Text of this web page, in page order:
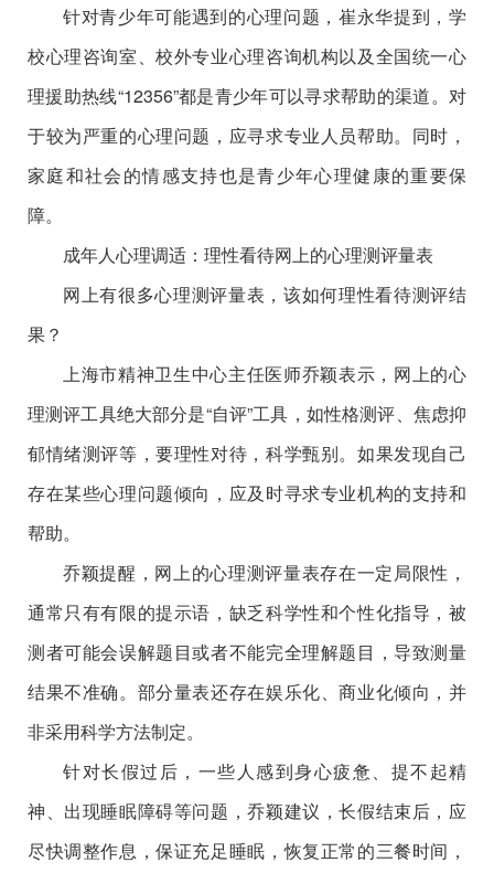
针对青少年可能遇到的心理问题，崔永华提到，学
校心理咨询室、校外专业心理咨询机构以及全国统一心
理援助热线“12356”都是青少年可以寻求帮助的渠道。对
于较为严重的心理问题，应寻求专业人员帮助。同时，
家庭和社会的情感支持也是青少年心理健康的重要保
障。
成年人心理调适：理性看待网上的心理测评量表
网上有很多心理测评量表，该如何理性看待测评结
果？
上海市精神卫生中心主任医师乔颖表示，网上的心
理测评工具绝大部分是“自评”工具，如性格测评、焦虑抑
郁情绪测评等，要理性对待，科学甄别。如果发现自己
存在某些心理问题倾向，应及时寻求专业机构的支持和
帮助。
乔颖提醒，网上的心理测评量表存在一定局限性，
通常只有有限的提示语，缺乏科学性和个性化指导，被
测者可能会误解题目或者不能完全理解题目，导致测量
结果不准确。部分量表还存在娱乐化、商业化倾向，并
非采用科学方法制定。
针对长假过后，一些人感到身心疲惫、提不起精
神、出现睡眠障碍等问题，乔颖建议，长假结束后，应
尽快调整作息，保证充足睡眠，恢复正常的三餐时间，